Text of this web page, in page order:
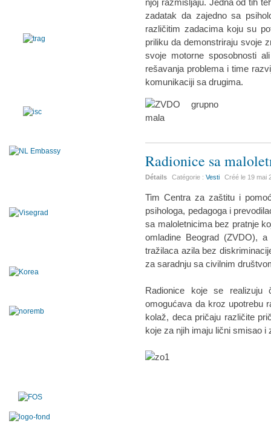
njoj razmišljaju. Jedna od tih
zadatak da zajedno sa
različitim zadacima koju su
priliku da demonstriraju svoje
svoje motorne sposobnosti
rešavanja problema i time
komunikaciji sa drugima.
Radionice sa
Détails Catégorie :Vesti Créé le 19 mai
Tim Centra za zaštitu i
psihologa, pedagoga i
sa maloletnicima bez pratnje
omladine Beograd (ZVDO),
tražilaca azila bez
za saradnju sa civilnim
Radionice koje se
omogućava da kroz upotrebu
kolaž, deca pričaju različite
koje za njih imaju lični smisao i